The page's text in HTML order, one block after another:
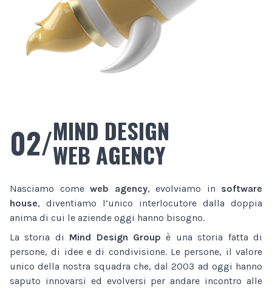
02/MIND DESIGN
WEB AGENCY
Nasciamo come web agency, evolviamo in software
house, diventiamo l’unico interlocutore dalla doppia
anima di cui le aziende oggi hanno bisogno.
La storia di Mind Design Group è una storia fatta di
persone, di idee e di condivisione. Le persone, il valore
unico della nostra squadra che, dal 2003 ad oggi hanno
saputo innovarsi ed evolversi per andare incontro alle